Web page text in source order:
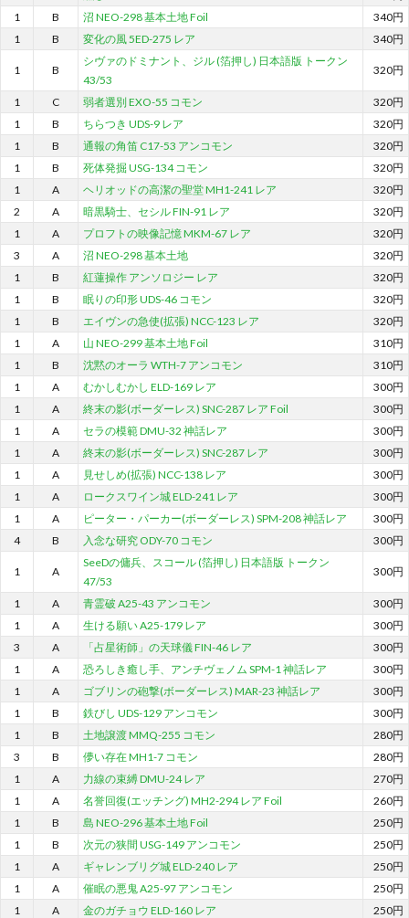
1
B 沼 NEO-298 基本土地 Foil
340円
1
B 変化の風 5ED-275 レア 340円
1 B
シヴァのドミナント、ジル (箔押し) 日本語版 トークン
43/53
320円
1 C 弱者選別 EXO-55 コモン
320円
1
B ちらつき UDS-9 レア
320円
1
B 通報の角笛 C17-53 アンコモン
320円
1
B 死体発掘 USG-134 コモン
320円
1
A ヘリオッドの高潔の聖堂 MH1-241 レア
320円
2
A 暗黒騎士、セシル FIN-91 レア
320円
1
A プロフトの映像記憶 MKM-67 レア
320円
3
A 沼 NEO-298 基本土地
320円
1
B 紅蓮操作 アンソロジー レア
320円
1
B 眠りの印形 UDS-46 コモン
320円
1
B エイヴンの急使(拡張) NCC-123 レア
320円
1
A 山 NEO-299 基本土地 Foil
310円
1
B 沈黙のオーラ WTH-7 アンコモン
310円
1
A むかしむかし ELD-169 レア
300円
1
A 終末の影(ボーダーレス) SNC-287 レア Foil
300円
1
A セラの模範 DMU-32 神話レア
300円
1
A 終末の影(ボーダーレス) SNC-287 レア
300円
1
A 見せしめ(拡張) NCC-138 レア
300円
1
A ロークスワイン城 ELD-241 レア
300円
1
A ピーター・パーカー(ボーダーレス) SPM-208 神話レア
300円
4
B 入念な研究 ODY-70 コモン 300円
1 A
SeeDの傭兵、スコール (箔押し) 日本語版 トークン
47/53
300円
1 A 青霊破 A25-43 アンコモン
300円
1
A 生ける願い A25-179 レア
300円
3
A 「占星術師」の天球儀 FIN-46 レア
300円
1
A 恐ろしき癒し手、アンチヴェノム SPM-1 神話レア
300円
1
A ゴブリンの砲撃(ボーダーレス) MAR-23 神話レア
300円
1
B 鉄びし UDS-129 アンコモン
300円
1
B 土地譲渡 MMQ-255 コモン
280円
3
B 儚い存在 MH1-7 コモン
280円
1
A 力線の束縛 DMU-24 レア
270円
1
A 名誉回復(エッチング) MH2-294 レア Foil
260円
1
B 島 NEO-296 基本土地 Foil
250円
1
B 次元の狭間 USG-149 アンコモン
250円
1
A ギャレンブリグ城 ELD-240 レア
250円
1
A 催眠の悪鬼 A25-97 アンコモン
250円
1
A 金のガチョウ ELD-160 レア
250円